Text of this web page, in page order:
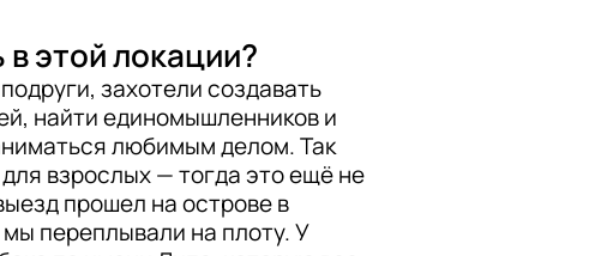
этой локации?
захотели создавать
найти единомышленников и
любимым делом. Так
взрослых — тогда это ещё не
прошел на острове в
переплывали на плоту. У